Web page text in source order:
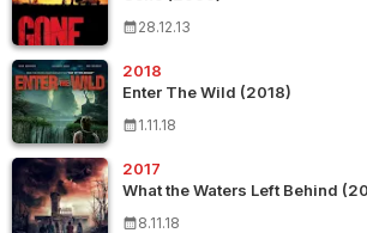
28.12.13
2018
Enter The Wild (2018)
1.11.18
2017
What the Waters Left Behind
8.11.18